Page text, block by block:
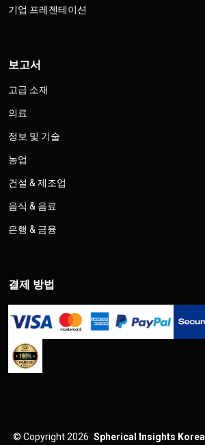
기업 프레젠테이션
보고서
고급 소재
의료
정보 및 기술
농업
건설 & 제조업
음식 & 음료
은행 & 금융
결제 방법
© Copyright 2026 Spherical Insights Korea